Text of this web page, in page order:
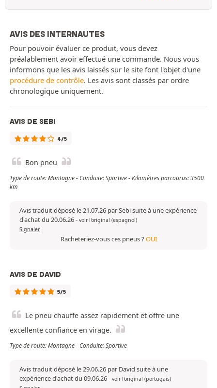
AVIS DES INTERNAUTES
Pour pouvoir évaluer ce produit, vous devez
préalablement avoir effectué une commande. Nous vous
informons que les avis laissés sur le site font l'objet d'une
procédure de contrôle. Les avis sont classés par ordre
chronologique uniquement.
AVIS DE SEBI
4/5
Bon pneu
Type de route: Montagne - Conduite: Sportive - Kilomètres parcourus: 3500
km
Avis traduit déposé le 21.07.26 par Sebi suite à une expérience
d'achat du 20.06.26- voir l'original (espagnol)
Signaler
Racheteriez-vous ces pneus ?OUI
AVIS DE DAVID
5/5
Le pneu chauffe assez rapidement et offre une
excellente confiance en virage.
Type de route: Montagne - Conduite: Sportive
Avis traduit déposé le 29.06.26 par David suite à une
expérience d'achat du 09.06.26- voir l'original (portugais)